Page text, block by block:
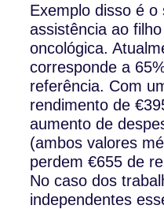
Exemplo disso é o
assistência ao
oncológica.
corresponde a
referência. Com
rendimento de
aumento de
(ambos valores
perdem €655 de
No caso dos
independentes